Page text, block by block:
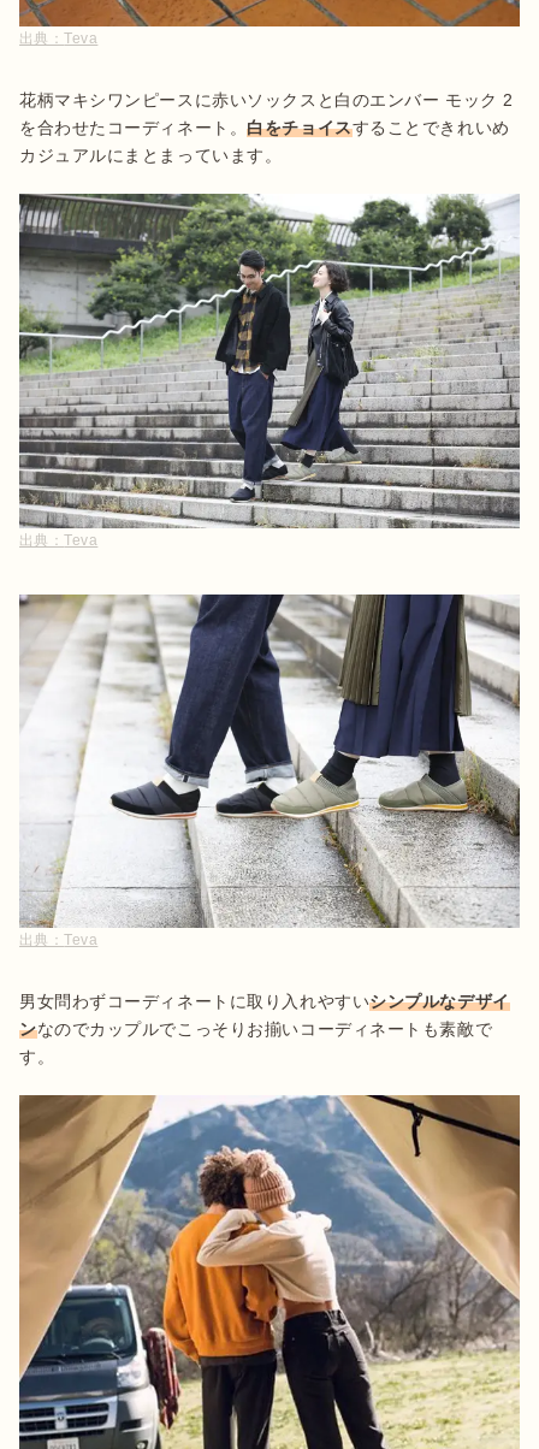
出典：Teva
花柄マキシワンピースに赤いソックスと白のエンバー モック 2
を合わせたコーディネート。白をチョイスすることできれいめ
出典：Teva
出典：Teva
男女問わずコーディネートに取り入れやすいシンプルなデザイ
ンなのでカップルでこっそりお揃いコーディネートも素敵で